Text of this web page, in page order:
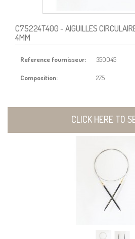
C75224T400- AIGUILLES
4MM
Reference fournisseur: 350045
Composition: 275
CLICK HERE TO